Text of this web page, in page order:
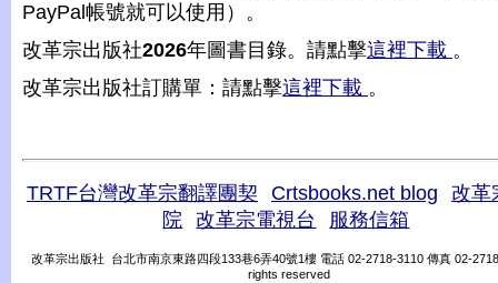
PayPal帳號就可以使用）。
改革宗出版社2026年圖書目錄。請點擊這裡下載 。
改革宗出版社訂購單：請點擊這裡下載 。
TRTF台灣改革宗翻譯團契 Crtsbooks.net blog
改革
院
改革宗電視台 服務信箱
改革宗出版社 台北市南京東路四段133巷6弄40號1樓 電話 02-2718-3110 傳真 02-
rights reserved